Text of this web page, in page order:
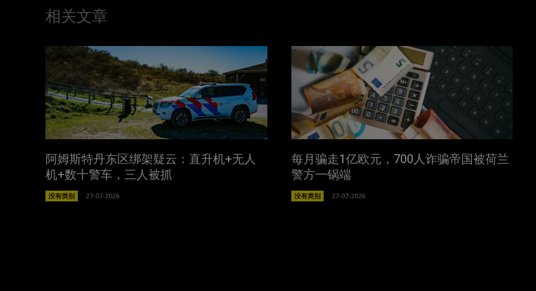
相关文章
阿姆斯特丹东区绑架疑云：直升机+无人
机+数十警车，三人被抓
没有类别 27-07-2026
每月骗走1亿欧元，700人诈骗帝国被荷兰
警方一锅端
没有类别 27-07-2026